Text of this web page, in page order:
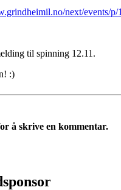
next/events/
til spinning 12.11.
:)
å skrive en kommentar.